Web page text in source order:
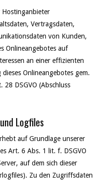
Hostinganbieter
Vertragsdaten,
von Kunden,
Onlineangebotes auf
an einer effizienten
Onlineangebotes gem.
28 DSGVO (Abschluss
Logfiles
auf Grundlage unserer
Art. 6 Abs. 1 lit. f. DSGVO
auf dem sich dieser
Zu den Zugriffsdaten